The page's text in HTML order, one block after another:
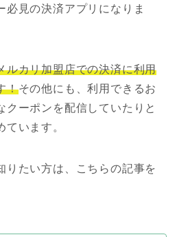
必見の決済アプリになりま
ルカリ加盟店での決済に利用
！その他にも、利用できるお
クーポンを配信していたりと
います。
りたい方は、こちらの記事を